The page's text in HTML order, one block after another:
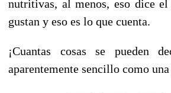
nutritivas, al menos, eso dice
gustan y eso es lo que cuenta.
¡Cuantas cosas se pueden
aparentemente sencillo como